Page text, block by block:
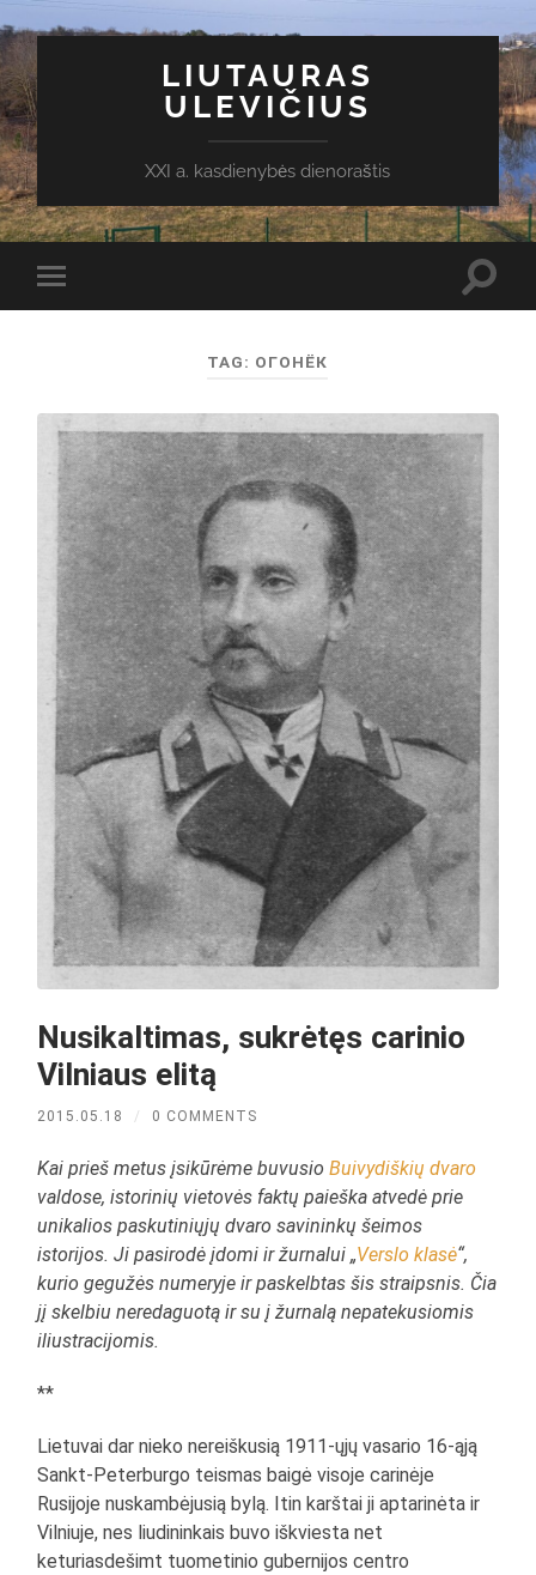
LIUTAURAS
ULEVIČIUS
XXI a. kasdienybės dienoraštis
Toggle
mobile
TAG: ОГОНЁК
Nusikaltimas, sukrėtęs carinio
Vilniaus elitą
2015.05.18 / 0 COMMENTS
Kai prieš metus įsikūrėme buvusioBuivydiškių dvaro
valdose, istorinių vietovės faktų paieška atvedė prie
unikalios paskutiniųjų dvaro savininkų šeimos
istorijos. Ji pasirodė įdomi ir žurnalui „Verslo klasė“,
kurio gegužės numeryje ir paskelbtas šis straipsnis. Čia
jį skelbiu neredaguotą ir su į žurnalą nepatekusiomis
iliustracijomis.
**
Lietuvai dar nieko nereiškusią 1911-ųjų vasario 16-ąją
Sankt-Peterburgo teismas baigė visoje carinėje
Rusijoje nuskambėjusią bylą. Itin karštai ji aptarinėta ir
Vilniuje, nes liudininkais buvo iškviesta net
keturiasdešimt tuometinio gubernijos centro